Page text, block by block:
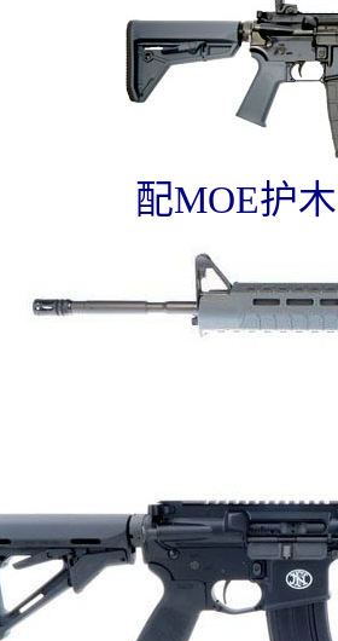
配MOE护